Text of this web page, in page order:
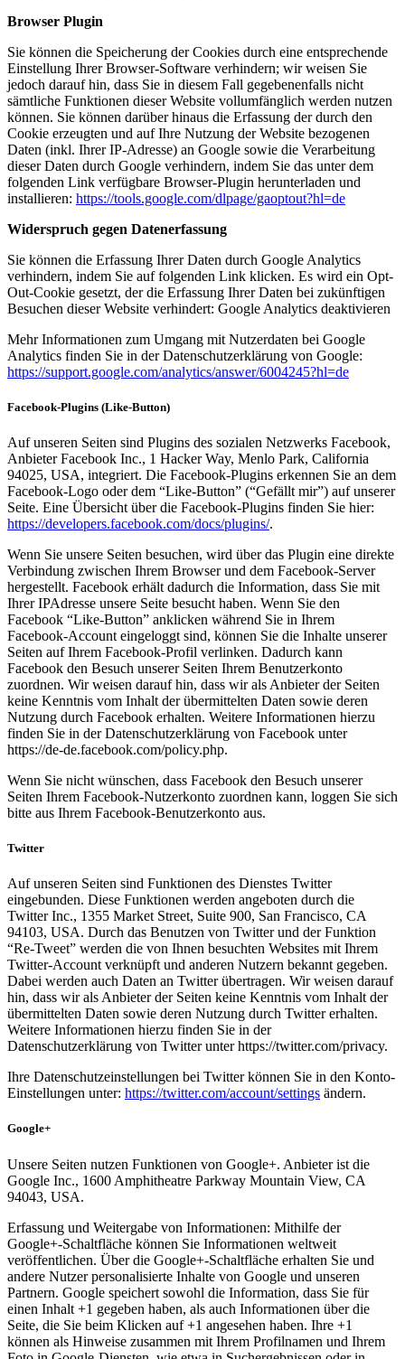
Browser Plugin
Sie können die Speicherung der Cookies durch eine entsprechende
Einstellung Ihrer Browser-Software verhindern; wir weisen Sie
jedoch darauf hin, dass Sie in diesem Fall gegebenenfalls nicht
sämtliche Funktionen dieser Website vollumfänglich werden nutzen
können. Sie können darüber hinaus die Erfassung der durch den
Cookie erzeugten und auf Ihre Nutzung der Website bezogenen
Daten (inkl. Ihrer IP-Adresse) an Google sowie die Verarbeitung
dieser Daten durch Google verhindern, indem Sie das unter dem
folgenden Link verfügbare Browser-Plugin herunterladen und
installieren: https://tools.google.com/dlpage/gaoptout?hl=de
Widerspruch gegen Datenerfassung
Sie können die Erfassung Ihrer Daten durch Google Analytics
verhindern, indem Sie auf folgenden Link klicken. Es wird ein Opt-
Out-Cookie gesetzt, der die Erfassung Ihrer Daten bei zukünftigen
Besuchen dieser Website verhindert: Google Analytics deaktivieren
Mehr Informationen zum Umgang mit Nutzerdaten bei Google
Analytics finden Sie in der Datenschutzerklärung von Google:
https://support.google.com/analytics/answer/6004245?hl=de
Facebook-Plugins (Like-Button)
Auf unseren Seiten sind Plugins des sozialen Netzwerks Facebook,
Anbieter Facebook Inc., 1 Hacker Way, Menlo Park, California
94025, USA, integriert. Die Facebook-Plugins erkennen Sie an dem
Facebook-Logo oder dem “Like-Button” (“Gefällt mir”) auf unserer
Seite. Eine Übersicht über die Facebook-Plugins finden Sie hier:
https://developers.facebook.com/docs/plugins/.
Wenn Sie unsere Seiten besuchen, wird über das Plugin eine direkte
Verbindung zwischen Ihrem Browser und dem Facebook-Server
hergestellt. Facebook erhält dadurch die Information, dass Sie mit
Ihrer IPAdresse unsere Seite besucht haben. Wenn Sie den
Facebook “Like-Button” anklicken während Sie in Ihrem
Facebook-Account eingeloggt sind, können Sie die Inhalte unserer
Seiten auf Ihrem Facebook-Profil verlinken. Dadurch kann
Facebook den Besuch unserer Seiten Ihrem Benutzerkonto
zuordnen. Wir weisen darauf hin, dass wir als Anbieter der Seiten
keine Kenntnis vom Inhalt der übermittelten Daten sowie deren
Nutzung durch Facebook erhalten. Weitere Informationen hierzu
finden Sie in der Datenschutzerklärung von Facebook unter
https://de-de.facebook.com/policy.php.
Wenn Sie nicht wünschen, dass Facebook den Besuch unserer
Seiten Ihrem Facebook-Nutzerkonto zuordnen kann, loggen Sie sich
bitte aus Ihrem Facebook-Benutzerkonto aus.
Twitter
Auf unseren Seiten sind Funktionen des Dienstes Twitter
eingebunden. Diese Funktionen werden angeboten durch die
Twitter Inc., 1355 Market Street, Suite 900, San Francisco, CA
94103, USA. Durch das Benutzen von Twitter und der Funktion
“Re-Tweet” werden die von Ihnen besuchten Websites mit Ihrem
Twitter-Account verknüpft und anderen Nutzern bekannt gegeben.
Dabei werden auch Daten an Twitter übertragen. Wir weisen darauf
hin, dass wir als Anbieter der Seiten keine Kenntnis vom Inhalt der
übermittelten Daten sowie deren Nutzung durch Twitter erhalten.
Weitere Informationen hierzu finden Sie in der
Datenschutzerklärung von Twitter unter https://twitter.com/privacy.
Ihre Datenschutzeinstellungen bei Twitter können Sie in den Konto-
Einstellungen unter: https://twitter.com/account/settings ändern.
Google+
Unsere Seiten nutzen Funktionen von Google+. Anbieter ist die
Google Inc., 1600 Amphitheatre Parkway Mountain View, CA
94043, USA.
Erfassung und Weitergabe von Informationen: Mithilfe der
Google+-Schaltfläche können Sie Informationen weltweit
veröffentlichen. Über die Google+-Schaltfläche erhalten Sie und
andere Nutzer personalisierte Inhalte von Google und unseren
Partnern. Google speichert sowohl die Information, dass Sie für
einen Inhalt +1 gegeben haben, als auch Informationen über die
Seite, die Sie beim Klicken auf +1 angesehen haben. Ihre +1
können als Hinweise zusammen mit Ihrem Profilnamen und Ihrem